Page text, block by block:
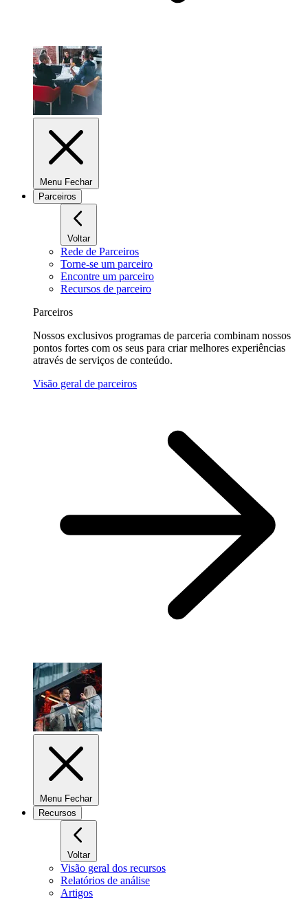
Menu Fechar
Parceiros
Voltar
Rede de Parceiros
Torne-se um parceiro
Encontre um parceiro
Recursos de parceiro
Parceiros
Nossos exclusivos programas de parceria combinam nossos
pontos fortes com os seus para criar melhores experiências
através de serviços de conteúdo.
Visão geral de parceiros
Menu Fechar
Recursos
Voltar
Visão geral dos recursos
Relatórios de análise
Artigos